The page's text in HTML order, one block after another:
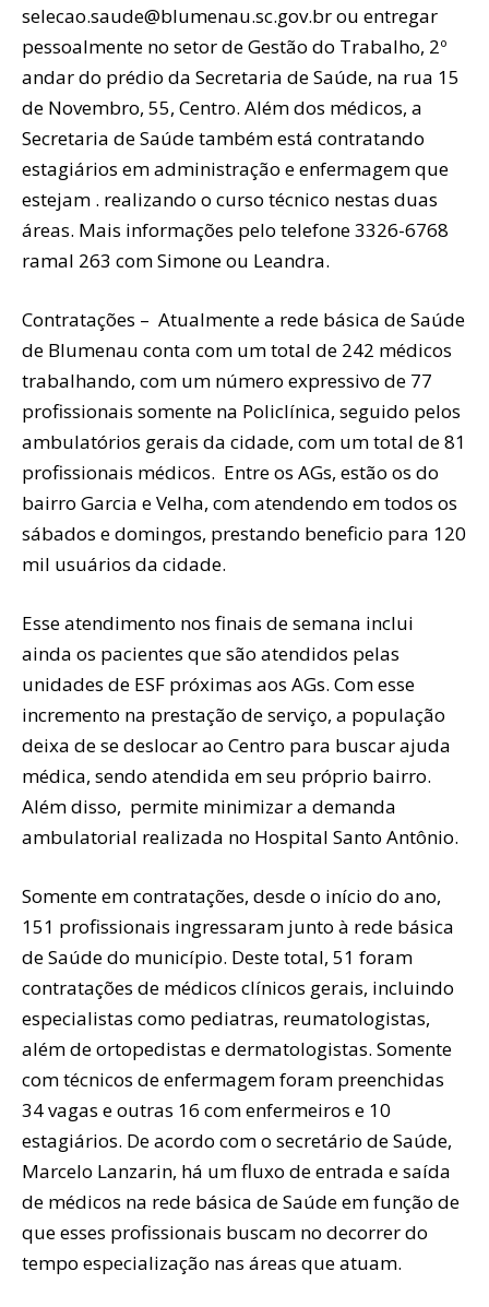
selecao.saude@blumenau.sc.gov.br ou entregar
pessoalmente no setor de Gestão do Trabalho, 2º
andar do prédio da Secretaria de Saúde, na rua 15
de Novembro, 55, Centro. Além dos médicos, a
Secretaria de Saúde também está contratando
estagiários em administração e enfermagem que
estejam . realizando o curso técnico nestas duas
áreas. Mais informações pelo telefone 3326-6768
ramal 263 com Simone ou Leandra.
Contratações – Atualmente a rede básica de Saúde
de Blumenau conta com um total de 242 médicos
trabalhando, com um número expressivo de 77
profissionais somente na Policlínica, seguido pelos
ambulatórios gerais da cidade, com um total de 81
profissionais médicos. Entre os AGs, estão os do
bairro Garcia e Velha, com atendendo em todos os
sábados e domingos, prestando beneficio para 120
mil usuários da cidade.
Esse atendimento nos finais de semana inclui
ainda os pacientes que são atendidos pelas
unidades de ESF próximas aos AGs. Com esse
incremento na prestação de serviço, a população
deixa de se deslocar ao Centro para buscar ajuda
médica, sendo atendida em seu próprio bairro.
Além disso, permite minimizar a demanda
ambulatorial realizada no Hospital Santo Antônio.
Somente em contratações, desde o início do ano,
151 profissionais ingressaram junto à rede básica
de Saúde do município. Deste total, 51 foram
contratações de médicos clínicos gerais, incluindo
especialistas como pediatras, reumatologistas,
além de ortopedistas e dermatologistas. Somente
com técnicos de enfermagem foram preenchidas
34 vagas e outras 16 com enfermeiros e 10
estagiários. De acordo com o secretário de Saúde,
Marcelo Lanzarin, há um fluxo de entrada e saída
de médicos na rede básica de Saúde em função de
que esses profissionais buscam no decorrer do
tempo especialização nas áreas que atuam.